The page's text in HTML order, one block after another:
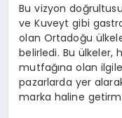
Bu vizyon
ve Kuveyt gibi
olan Ortadoğu
belirledi. Bu ülkeler,
mutfağına olan
pazarlarda yer
marka haline